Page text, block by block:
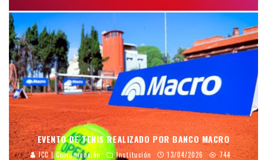
EVENTO DE TENIS REALIZADO POR BANCO MACRO
JCC | Comunicación Institución 13/04/2026 744